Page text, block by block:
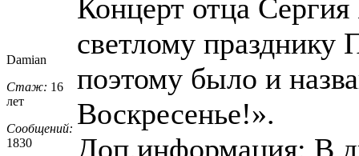
Damian
Стаж: 16
лет
Сообщений:
1830
Концерт отца
светлому празднику
поэтому было и
Воскресенье!».
Доп.информация: В